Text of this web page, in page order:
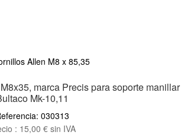
marca Precis para soporte manillar
Mk-10,11
030313
: 15,00€ sin IVA